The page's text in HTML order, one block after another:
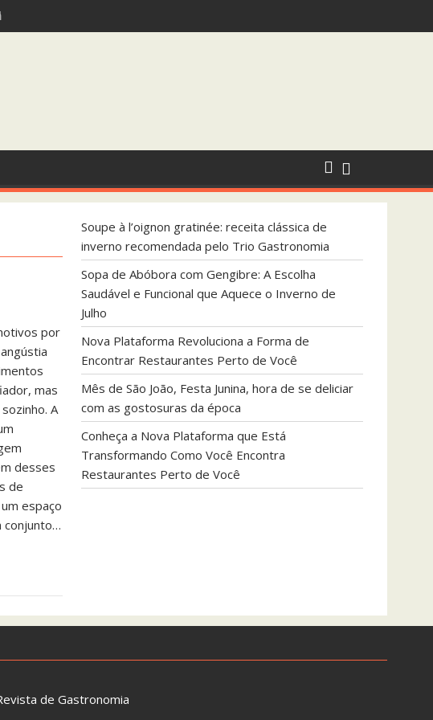
Funcional que Aquece o Inverno de Julho
por
mas
A
desses
de
espaço
conjunto…
Soupe à l’oignon gratinée: receita clássica de
inverno recomendada pelo Trio Gastronomia
Sopa de Abóbora com Gengibre: A Escolha
Saudável e Funcional que Aquece o Inverno de
Julho
Nova Plataforma Revoluciona a Forma de
Encontrar Restaurantes Perto de Você
Mês de São João, Festa Junina, hora de se deliciar
com as gostosuras da época
Conheça a Nova Plataforma que Está
Transformando Como Você Encontra
Restaurantes Perto de Você
de Gastronomia